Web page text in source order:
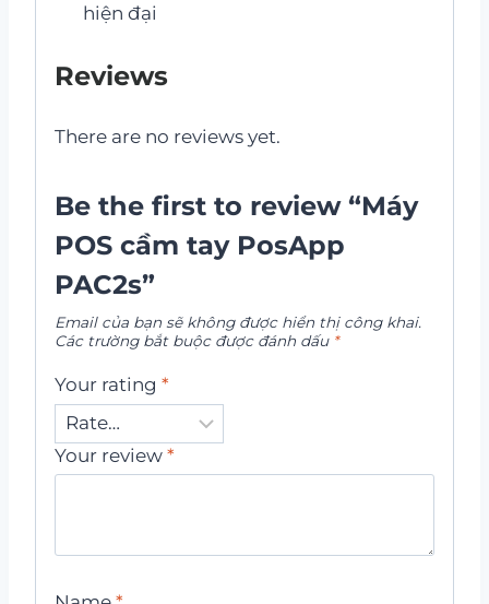
hiện đại
Reviews
There are no reviews yet.
Be the first to review “Máy
POS cầm tay PosApp
PAC2s”
Email của bạn sẽ không được hiển thị công khai.
Các trường bắt buộc được đánh dấu *
Your rating *
Your review *